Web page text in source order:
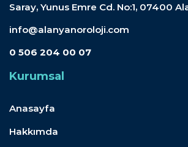
Saray, Yunus Emre Cd. No:1, 07400
info@alanyanoroloji.com
0 506 204 00 07
Kurumsal
Anasayfa
Hakkımda